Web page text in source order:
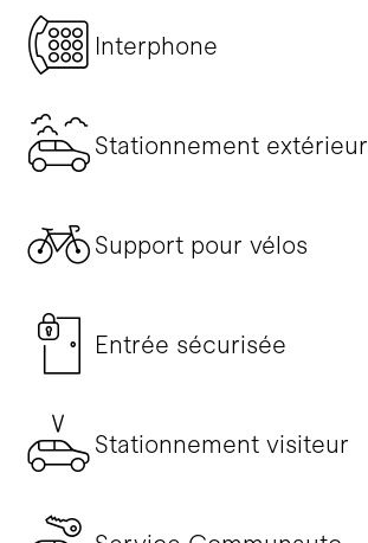
Interphone
Stationnement extérieur
Support pour vélos
Entrée sécurisée
Stationnement visiteur